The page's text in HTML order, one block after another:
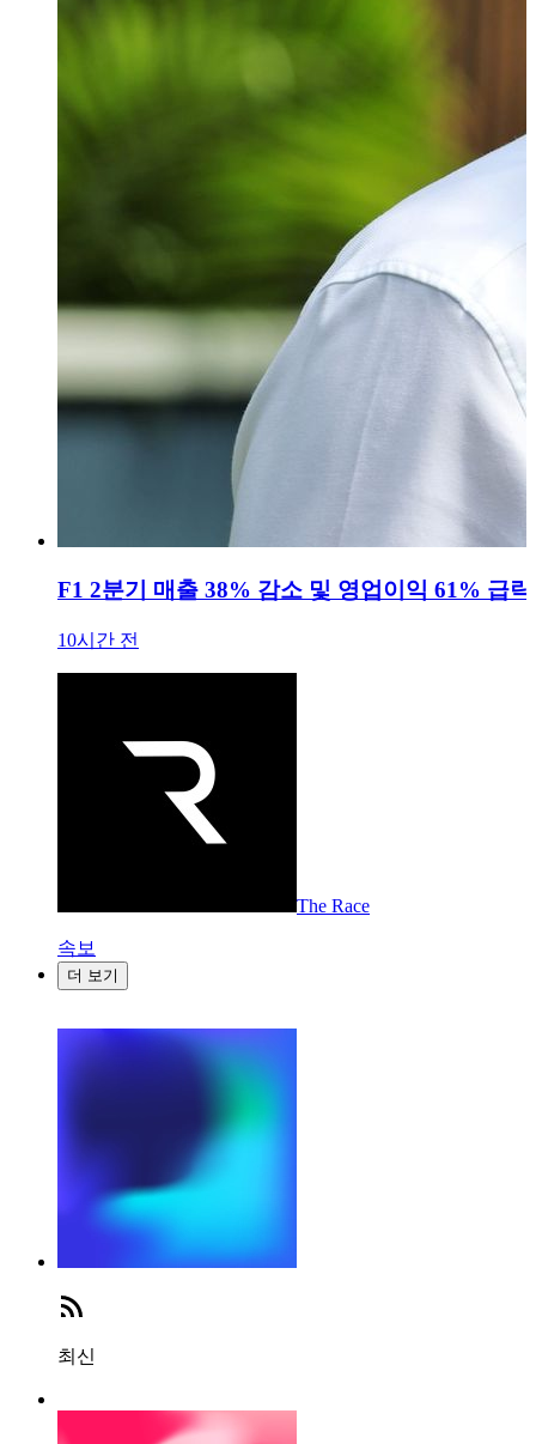
F1 2분기 매출 38% 감소 및 영업이익 61% 급
10시간 전
The Race
속보
더 보기
최신